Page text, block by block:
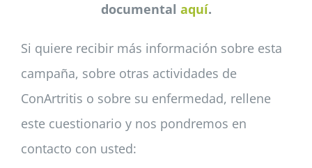
documental aquí.
Si quiere recibir más información sobre esta
campaña, sobre otras actividades de
ConArtritis o sobre su enfermedad, rellene
este cuestionario y nos pondremos en
contacto con usted: